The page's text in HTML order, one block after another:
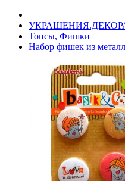
Топсы, Фишки
Набор фишек из